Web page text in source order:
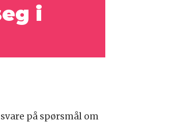
i
på spørsmål om